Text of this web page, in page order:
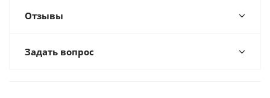
Отзывы
Задать вопрос